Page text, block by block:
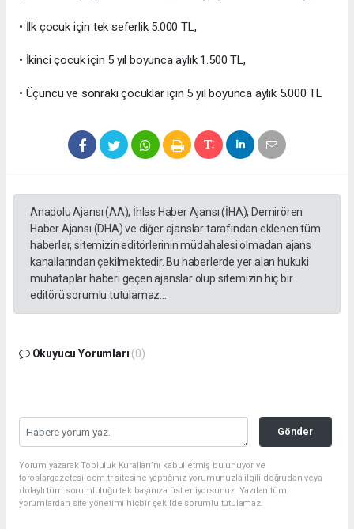
• İlk çocuk için tek seferlik 5.000 TL,
• İkinci çocuk için 5 yıl boyunca aylık 1.500 TL,
• Üçüncü ve sonraki çocuklar için 5 yıl boyunca aylık 5.000 TL
Anadolu Ajansı (AA), İhlas Haber Ajansı (İHA), Demirören
Haber Ajansı (DHA) ve diğer ajanslar tarafından eklenen tüm
haberler, sitemizin editörlerinin müdahalesi olmadan ajans
kanallarından çekilmektedir. Bu haberlerde yer alan hukuki
muhataplar haberi geçen ajanslar olup sitemizin hiç bir
editörü sorumlu tutulamaz...
Okuyucu Yorumları (0)
Gönder
Yorum yazarak Topluluk Kuralları’nı kabul etmiş bulunuyor ve
toroslargazetesi.com.tr sitesine yaptığınız yorumunuzla ilgili doğrudan veya
dolaylı tüm sorumluluğu tek başınıza üstleniyorsunuz. Yazılan tüm
yorumlardan site yönetimi hiçbir şekilde sorumlu tutulamaz.